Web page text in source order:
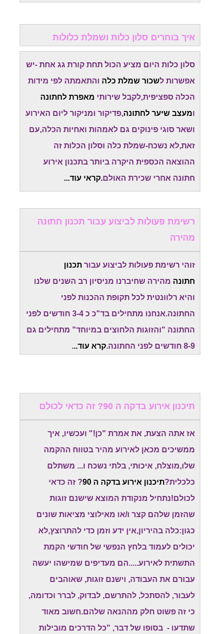
איך בוחרים סלון כלות ושמלת כלולות
סלון כלות היום מציע הכול תחת קורת גג אחת -יש
אפשרות לשכור שמלת כלה והתאמתה לפי מידות
הכלה ספציפית,לקבל שירותי מאפרת לחתונה
ומעצב שיער לחתונה,פדיקור ומניקור ליום האירוע
ושאר סוגי פינוקים גם לאמהות ואחיות הכלה,עם
זאת,לא נשכח-שמלת כלה וסלון הכלות זה
ההוצאה הכספית היקרה ביותר בתכנון אירוע
חתונה אחרי שכירת האולם.קראי עוד...
רשימת פעולות לביצוע עבור תכנון חתונה
מהירה
זוהי רשימת פעולות לביצוע עבור תכנון
חתונה מהירה שחיברנו מניסיון רב השנים שלנו
והיא רלוונטית לכל תקופת ההכנות לפני
החתונה.אנחנו מתחילים בד"כ כ 3-4 חודשים לפני
החתונה "והזוגות הלחוצים במיוחד" מתחילים גם
8-9 חודשים לפני החתונה.
קרא עוד...
תיכנון אירוע בדקה ה 90? זה כדאי לכולם
אז אתה הצעת, את אמרת "כן!" ועכשיו, איך
ממשיכים מכאן לאירוע מהיר בטווח ההקמה
שלו,מוצלח, איכותי, בלתי נשכח ו... משתלם
כלכלית?תיכנון אירוע בדקה ה 90
? זה כדאי
לכולם!נתחיל מנקודת המוצא שישנם זוגות
שהזמן שלהם קצר ו/או מאילוצי מציאות שונים
כגון:כלה בהיריון,אין ידע וזמן כדי להתרוצץ,לא
יכולים לעמוד בלחץ הנפשי של חודשי הקמת
התשתית לאירוע.....הם מעדיפים שמישהו יעשה
עבורם את העבודה, וישנם זוגות, שאוהבים
לעבור, להסתכל, להתרשם, לבדוק, לברר וכדומה,
כי זה פשוט חלק מההנאה שלהם.חשוב מאוד
שתדעו - בסופו של דבר, "כל הדרכים מובילות